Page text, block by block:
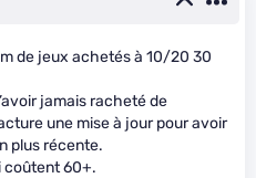
de jeux achetés à 10/20 30
jamais racheté de
une mise à jour pour avoir
plus récente.
coûtent 60+.